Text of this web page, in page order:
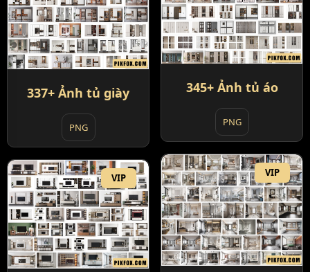
345+ Ảnh tủ áo
PNG
337+ Ảnh tủ giày
PNG
VIP
VIP